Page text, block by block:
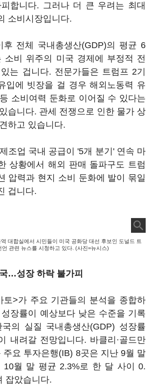
합니다. 그러나 더 큰 우려는 최대
소비시장입니다.
후 전체 국내총생산(GDP)의 평균 6
소비 위주의 미국 경제에 부정적 전
는 겁니다. 전문가들은 트럼프 2기
입에 빗장을 걸 경우 해외노동력 유
소비여력 둔화로 이어질 수 있다는
습니다. 관세 전쟁으로 인한 물가 상
하고 있습니다.
조업 국내 공급이 '5개 분기' 연속 마
상황에서 해외 판매 돌파구도 트럼
압력과 현지 소비 둔화에 발이 묶일
겁니다.
대합실에서 시민들이 미국 공화당 대선 후보인 도널드 트
언 관련 뉴스를 시청하고 있다. (사진=뉴시스)
…성장 하락 불가피
토>가 주요 기관들의 분석을 종합하
장률이 예상보다 낮은 수준을 기록
의 실질 국내총생산(GDP) 성장률
내려갈 전망입니다. 바클리·골드만
주요 투자은행(IB) 8곳은 지난 9월 말
10월 말 평균 2.3%로 한 달 사이 0.
잡았습니다.